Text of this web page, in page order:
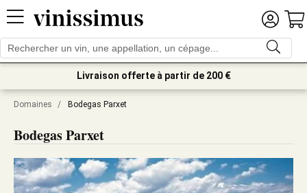
Livraison offerte à partir de 200 €
Domaines / Bodegas Parxet
Bodegas Parxet